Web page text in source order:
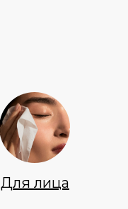
Для лица